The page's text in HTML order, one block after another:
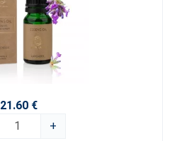
21.60 €
+